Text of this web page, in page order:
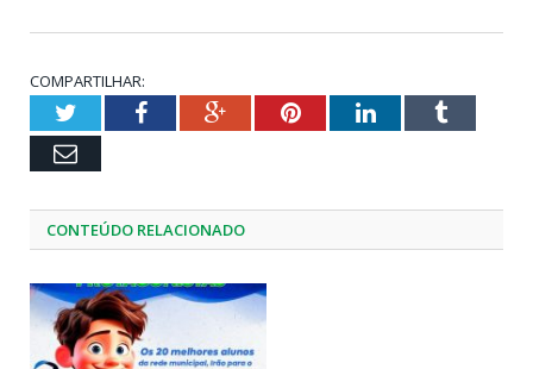
COMPARTILHAR:
TwitterFacebookGoogle+PinterestLinkedInTumblr
Email
CONTEÚDO RELACIONADO